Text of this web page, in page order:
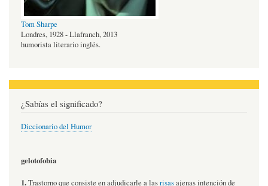
Tom Sharpe
Londres, 1928 - Llafranch, 2013
humorista literario inglés.
¿Sabías el significado?
Diccionario del Humor
gelotofobia
1.Trastorno que consiste en adjudicarle a lasrisasajenas intención de